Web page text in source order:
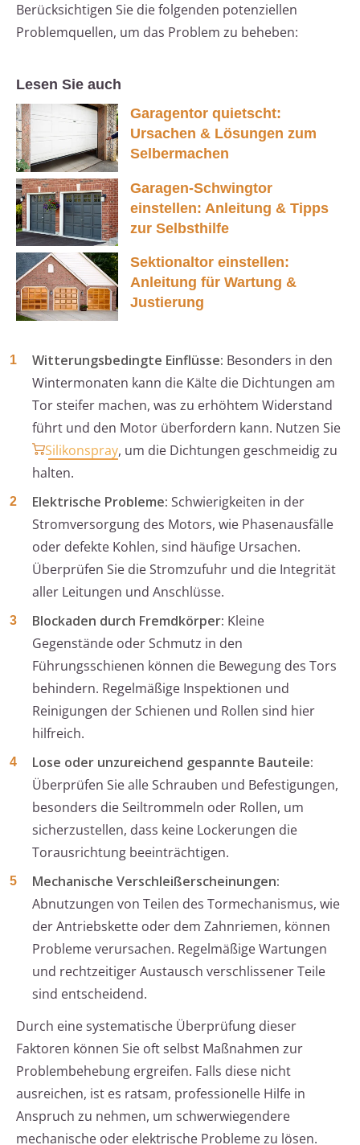
Berücksichtigen Sie die folgenden potenziellen
Problemquellen, um das Problem zu beheben:
Lesen Sie auch
Garagentor quietscht:
Ursachen & Lösungen zum
Selbermachen
Garagen-Schwingtor
einstellen: Anleitung & Tipps
zur Selbsthilfe
Sektionaltor einstellen:
Anleitung für Wartung &
Justierung
Witterungsbedingte Einflüsse: Besonders in den
Wintermonaten kann die Kälte die Dichtungen am
Tor steifer machen, was zu erhöhtem Widerstand
führt und den Motor überfordern kann. Nutzen Sie
Silikonspray, um die Dichtungen geschmeidig zu
halten.
Elektrische Probleme: Schwierigkeiten in der
Stromversorgung des Motors, wie Phasenausfälle
oder defekte Kohlen, sind häufige Ursachen.
Überprüfen Sie die Stromzufuhr und die Integrität
aller Leitungen und Anschlüsse.
Blockaden durch Fremdkörper: Kleine
Gegenstände oder Schmutz in den
Führungsschienen können die Bewegung des Tors
behindern. Regelmäßige Inspektionen und
Reinigungen der Schienen und Rollen sind hier
hilfreich.
Lose oder unzureichend gespannte Bauteile:
Überprüfen Sie alle Schrauben und Befestigungen,
besonders die Seiltrommeln oder Rollen, um
sicherzustellen, dass keine Lockerungen die
Torausrichtung beeinträchtigen.
Mechanische Verschleißerscheinungen:
Abnutzungen von Teilen des Tormechanismus, wie
der Antriebskette oder dem Zahnriemen, können
Probleme verursachen. Regelmäßige Wartungen
und rechtzeitiger Austausch verschlissener Teile
sind entscheidend.
Durch eine systematische Überprüfung dieser
Faktoren können Sie oft selbst Maßnahmen zur
Problembehebung ergreifen. Falls diese nicht
ausreichen, ist es ratsam, professionelle Hilfe in
Anspruch zu nehmen, um schwerwiegendere
mechanische oder elektrische Probleme zu lösen.